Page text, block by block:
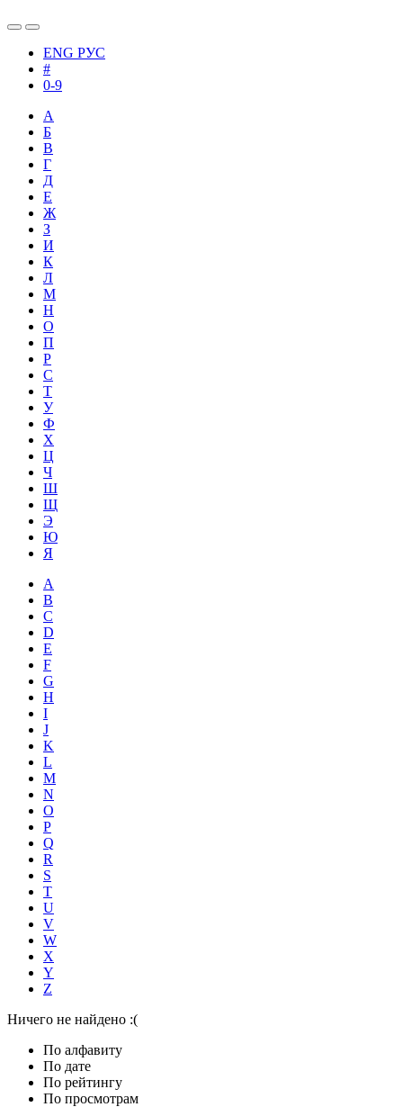
ENG РУС
#
0-9
А
Б
В
Г
Д
Е
Ж
З
И
К
Л
М
Н
О
П
Р
С
Т
У
Ф
Х
Ц
Ч
Ш
Щ
Э
Ю
Я
A
B
C
D
E
F
G
H
I
J
K
L
M
N
O
P
Q
R
S
T
U
V
W
X
Y
Z
Ничего не найдено :(
По алфавиту
По дате
По рейтингу
По просмотрам